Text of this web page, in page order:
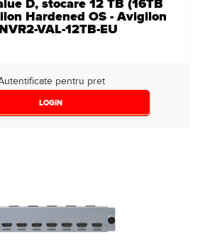
D, stocare 12 TB (16TB
Hardened OS - Avigilon
VAL-12TB-EU
pentru pret
LOGIN